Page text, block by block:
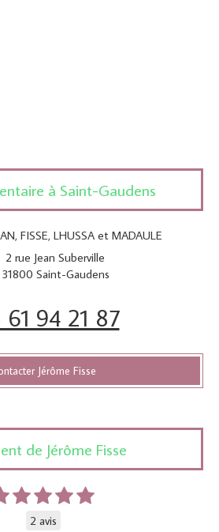
à Saint-Gaudens
FISSE, LHUSSA et MADAULE
2 rue Jean Suberville
31800 Saint-Gaudens
61 94 21 87
Jérôme Fisse
de Jérôme Fisse
2 avis